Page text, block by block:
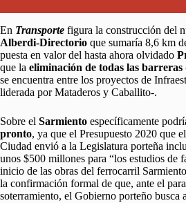
En Transporte figura la construcción del
Alberdi-Directorio que sumaría 8,6 km
puesta en valor del hasta ahora olvidado
que la eliminación de todas las
se encuentra entre los proyectos de
liderada por Mataderos y Caballito-.
Sobre el Sarmiento específicamente
pronto, ya que el Presupuesto 2020 que
Ciudad envió a la Legislatura porteña
unos $500 millones para “los estudios de
inicio de las obras del ferrocarril
la confirmación formal de que, ante el
soterramiento, el Gobierno porteño busca